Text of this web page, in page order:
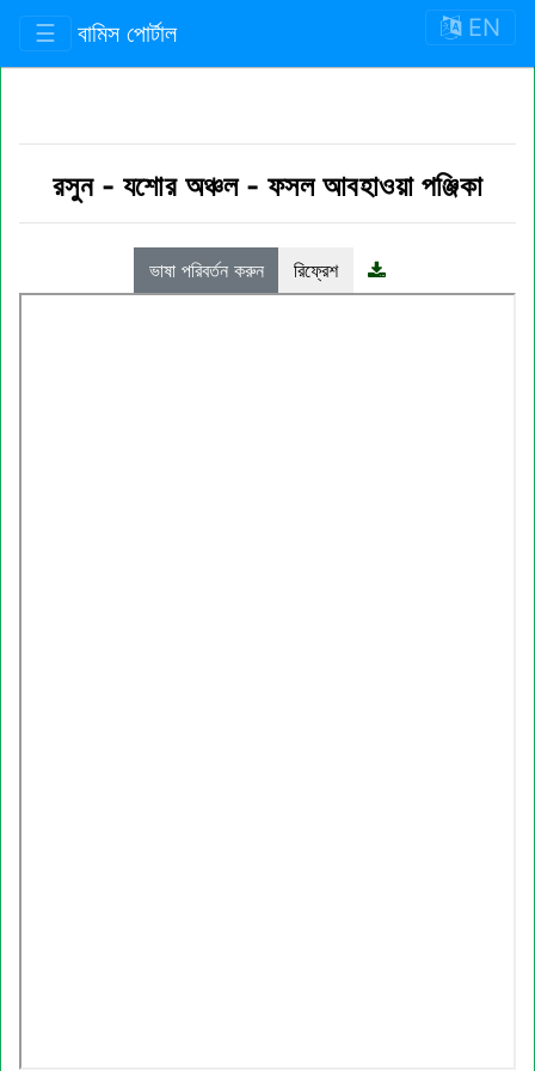
☰ বামিস পোর্টাল EN
রসুন - যশোর অঞ্চল- ফসল আবহাওয়া পঞ্জিকা
ভাষা পরিবর্তন করুন রিফ্রেশ